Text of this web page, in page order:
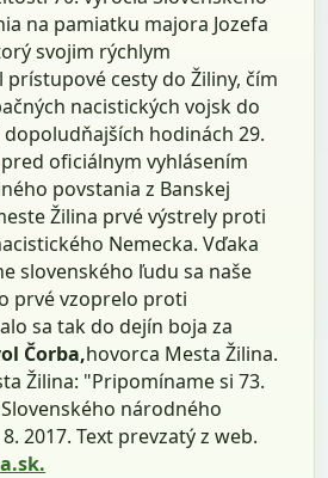
na pamiatku majora Jozefa
svojim rýchlym
cesty do Žiliny, čím
nacistických vojsk do
hodinách 29.
oficiálnym vyhlásením
povstania z Banskej
Žilina prvé výstrely proti
Nemecka. Vďaka
slovenského ľudu sa naše
prvé vzoprelo proti
sa tak do dejín boja za
Čorba,hovorca Mesta Žilina.
Žilina: "Pripomíname si 73.
národného
2017. Text prevzatý z web.